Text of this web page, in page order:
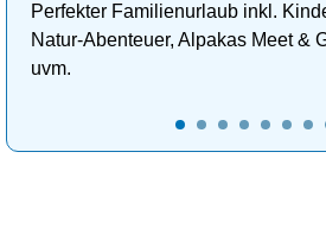
Perfekter Familienurlaub inkl.
Natur-Abenteuer, Alpakas Meet &
uvm.